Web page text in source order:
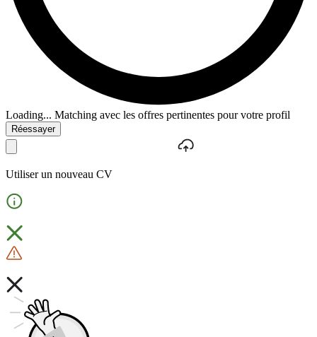
Loading... Matching avec les offres pertinentes pour votre profil
Réessayer
Utiliser un nouveau CV